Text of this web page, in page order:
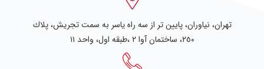
تهران، نياوران، پایین تر از سه راه یاسر به سمت تجریش، پلاك
٢٥٠، ساختمان آوا ۲ ،طبقه اول، واحد ۱۱